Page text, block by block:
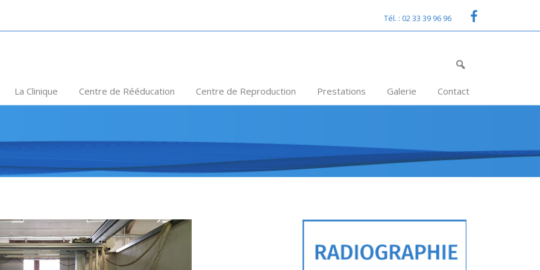
Tél. : 02 33 39 96 96
La Clinique Centre de Rééducation Centre de Reproduction Prestations Galerie Contact